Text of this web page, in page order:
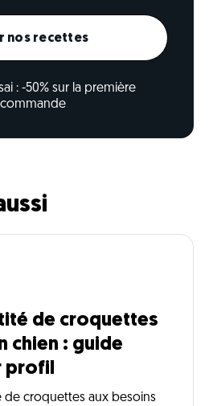
nos recettes
: -50% sur la première
commande
de croquettes
chien : guide
profil
de croquettes aux besoins